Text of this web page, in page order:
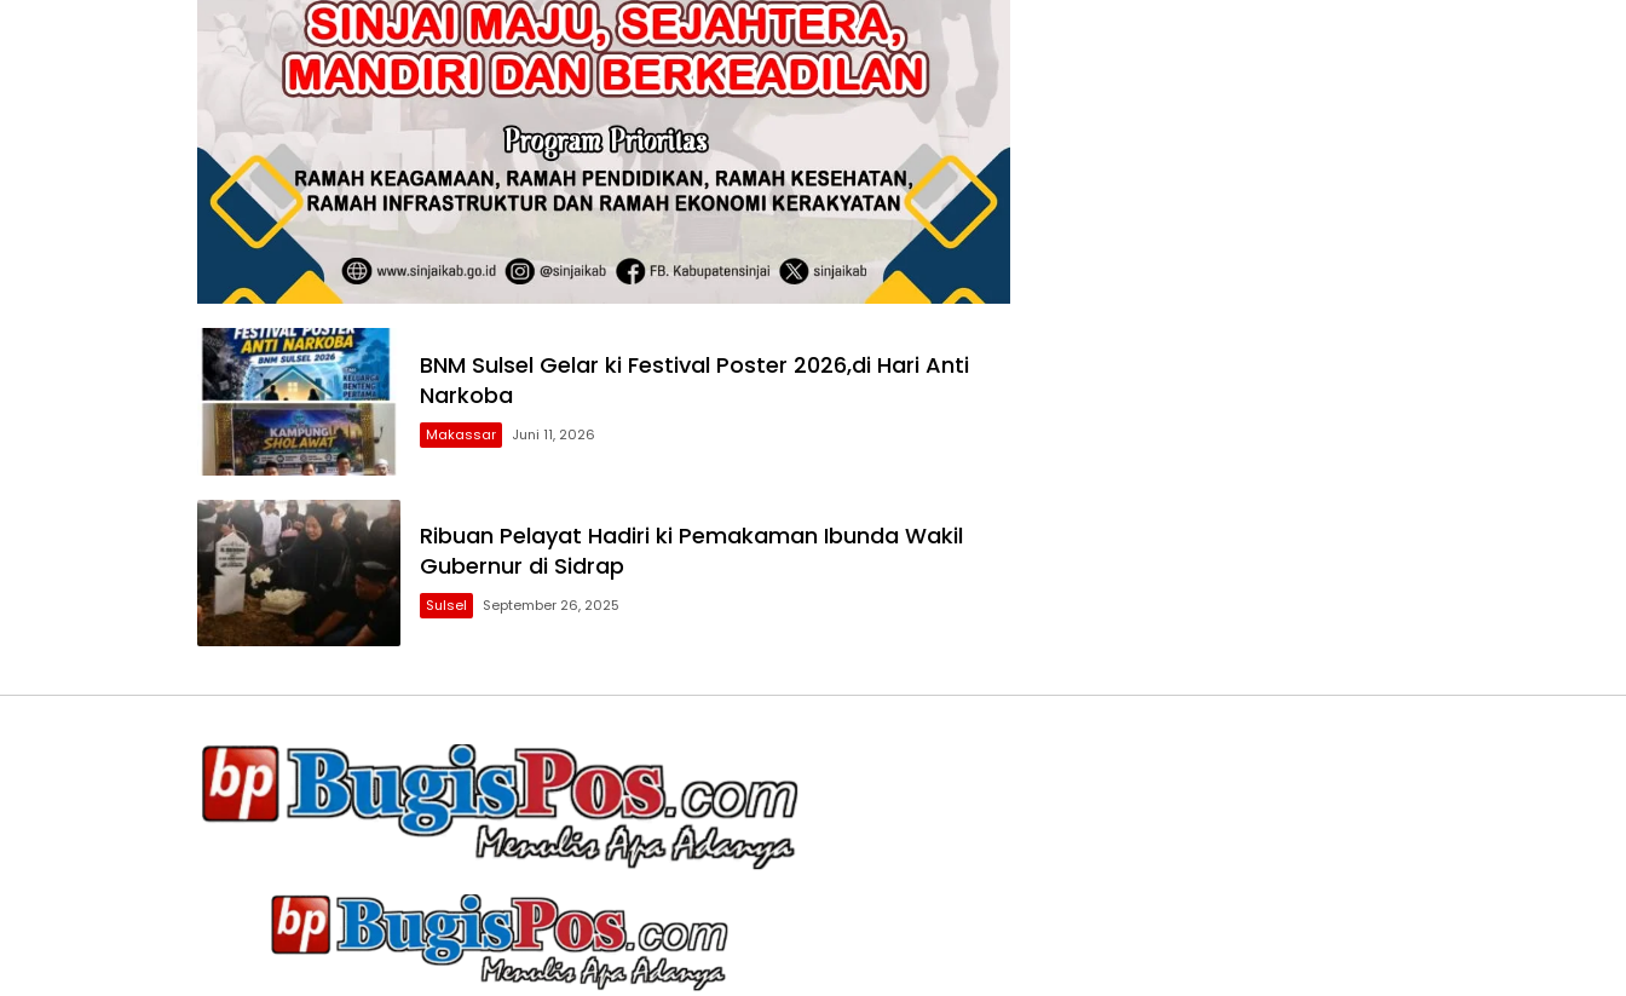
BNM Sulsel Gelar ki Festival Poster 2026,di Hari Anti
Narkoba
Makassar Juni 11, 2026
Ribuan Pelayat Hadiri ki Pemakaman Ibunda Wakil
Gubernur di Sidrap
Sulsel September 26, 2025